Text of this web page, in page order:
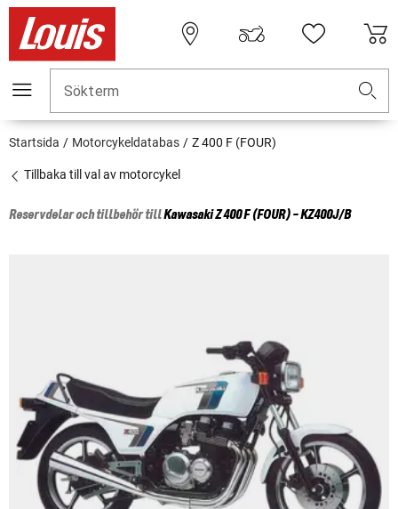
Sökterm
Startsida Motorcykeldatabas Z 400 F (FOUR)
Tillbaka till val av motorcykel
Reservdelar och tillbehör tillKawasakiZ 400 F (FOUR) - KZ400J/B